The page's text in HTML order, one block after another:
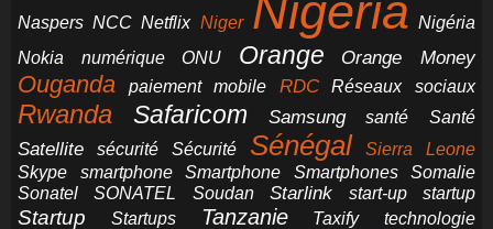
Naspers NCC Netflix Niger Nigeria Nigéria
Nokia
numérique ONU Orange Orange Money
Ouganda paiement mobile RDC Réseaux sociaux
Rwanda Safaricom Samsung santé Santé
Satellite sécurité Sécurité Sénégal
Sierra Leone
Skype
smartphone Smartphone Smartphones
Somalie
Sonatel
SONATEL Soudan Starlink start-up startup
Startup Startups Tanzanie Taxify
technologie